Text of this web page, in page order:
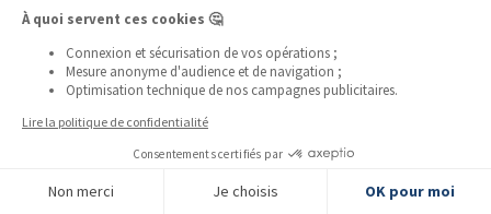
FILTRER LES PRODUITS
Fiscalité :
Jetons
Plus de détails